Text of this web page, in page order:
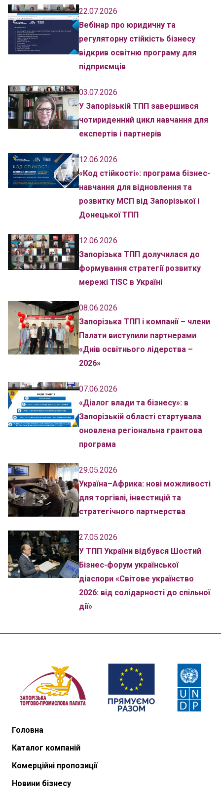
22.07.2026
Вебінар про юридичну та
регуляторну стійкість бізнесу
відкрив освітню програму для
підприємців
03.07.2026
У Запорізькій ТПП завершився
чотириденний цикл навчання для
експертів і партнерів
12.06.2026
«Код стійкості»: програма бізнес-
навчання для відновлення та
розвитку МСП від Запорізької і
Донецької ТПП
12.06.2026
Запорізька ТПП долучилася до
формування стратегії розвитку
мережі TISC в Україні
08.06.2026
Запорізька ТПП і компанії – члени
Палати виступили партнерами
«Днів освітнього лідерства –
2026»
07.06.2026
«Діалог влади та бізнесу»: в
Запорізькій області стартувала
оновлена регіональна грантова
програма
29.05.2026
Україна–Африка: нові можливості
для торгівлі, інвестицій та
стратегічного партнерства
27.05.2026
У ТПП України відбувся Шостий
Бізнес-форум української
діаспори «Світове українство
2026: від солідарності до спільної
дії»
Головна
Каталог компаній
Комерційні пропозиції
Новини бізнесу